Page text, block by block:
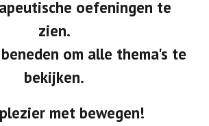
oefeningen te
zien.
om alle thema's te
bekijken.
met bewegen!